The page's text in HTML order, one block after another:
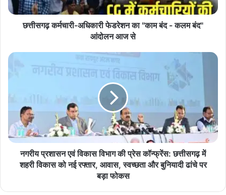
6_करोड़_गांजा NDPS_Act गांजा_तस्करी
कलम
से
छत्तीसगढ़ कर्मचारी-अधिकारी फेडरेशन का "काम बंद - कलम बंद"
आंदोलन आज से
नगरीय
प्रशासन
की
कॉन्फ्रेंस:
छत्तीसगढ़
नगरीय प्रशासन एवं विकास विभाग की प्रेस कॉन्फ्रेंस: छत्तीसगढ़ में
शहरी विकास को नई रफ्तार, आवास, स्वच्छता और बुनियादी ढांचे पर
बड़ा फोकस